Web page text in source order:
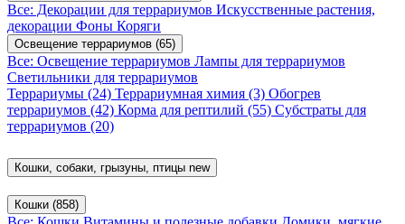
Все: Декорации для террариумов Искусственные растения,
декорации Фоны Коряги
Освещение террариумов (65)
Все: Освещение террариумов Лампы для террариумов
Светильники для террариумов
Террариумы (24) Террариумная химия (3) Обогрев
террариумов (42) Корма для рептилий (55) Субстраты для
террариумов (20)
Кошки, собаки, грызуны, птицы new
Кошки (858)